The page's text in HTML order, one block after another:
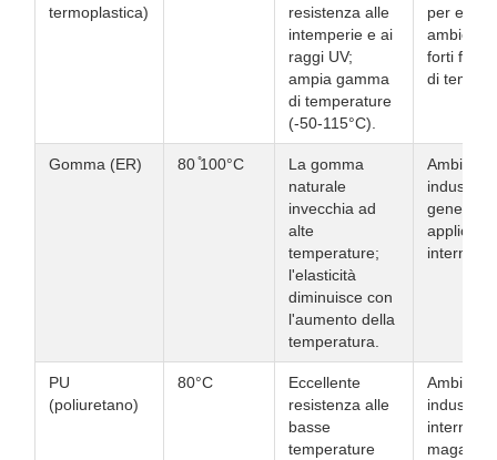
termoplastica)
resistenza alle
intemperie e ai
raggi UV;
ampia gamma
di temperature
(-50-115°C).
per
ambienti
forti
di
Gomma (ER) 80 ̊100°C
La gomma
naturale
invecchia ad
alte
temperature;
l'elasticità
diminuisce con
l'aumento della
temperatura.
Ambienti
industriali
generali,
interne
PU
(poliuretano)
80°C
Eccellente
resistenza alle
basse
temperature
Ambienti
industriali
interni,